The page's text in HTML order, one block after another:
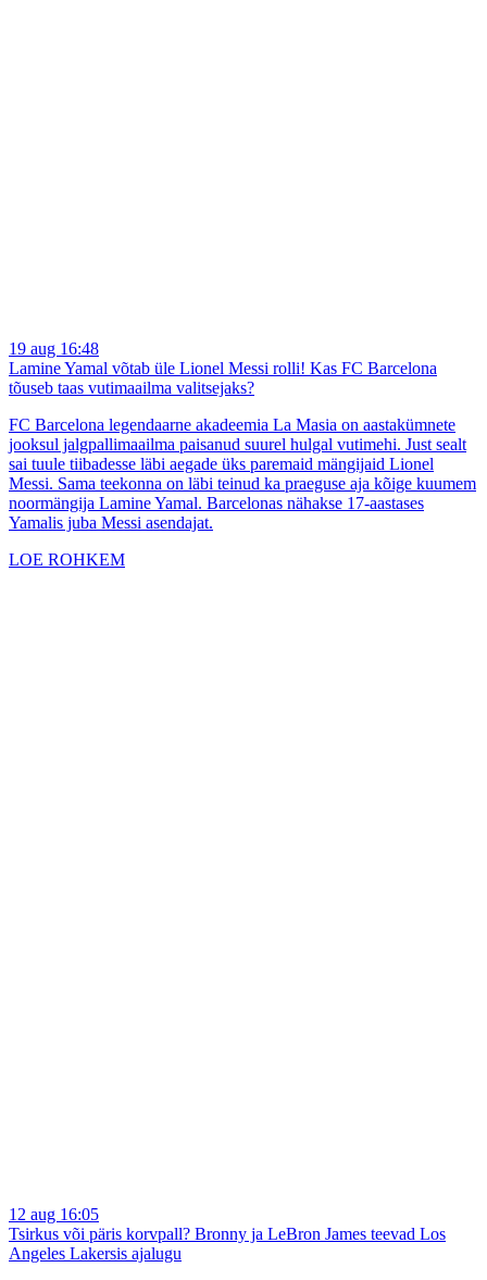
19 aug 16:48
Lamine Yamal võtab üle Lionel Messi rolli! Kas FC Barcelona
tõuseb taas vutimaailma valitsejaks?
FC Barcelona legendaarne akadeemia La Masia on aastakümnete
jooksul jalgpallimaailma paisanud suurel hulgal vutimehi. Just sealt
sai tuule tiibadesse läbi aegade üks paremaid mängijaid Lionel
Messi. Sama teekonna on läbi teinud ka praeguse aja kõige kuumem
noormängija Lamine Yamal. Barcelonas nähakse 17-aastases
Yamalis juba Messi asendajat.
LOE ROHKEM
12 aug 16:05
Tsirkus või päris korvpall? Bronny ja LeBron James teevad Los
Angeles Lakersis ajalugu